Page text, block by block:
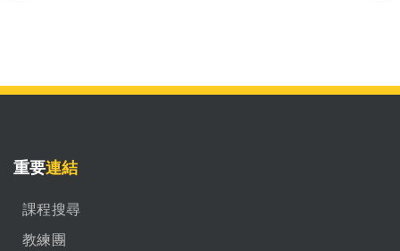
重要連結
課程搜尋
教練團